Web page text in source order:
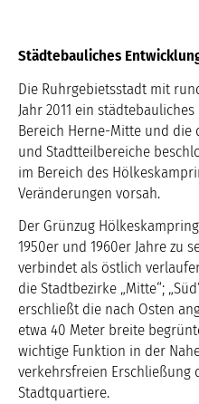
Städtebauliches
Die Ruhrgebietsstadt mit
Jahr 2011 ein
Bereich Herne-Mitte und die
und Stadtteilbereiche
im Bereich des
Veränderungen vorsah.
Der Grünzug
1950er und 1960er Jahre zu
verbindet als östlich
die Stadtbezirke „Mitte“;
erschließt die nach Osten
etwa 40 Meter breite
wichtige Funktion in der
verkehrsfreien Erschließung
Stadtquartiere.